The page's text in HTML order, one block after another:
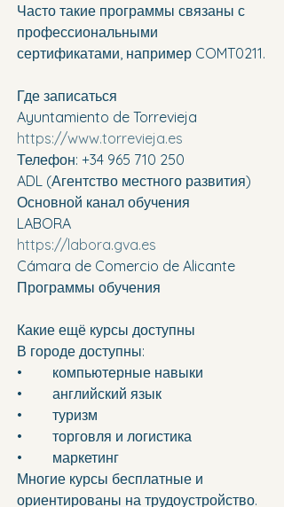
Часто такие программы связаны с
профессиональными
сертификатами, например COMT0211.
Где записаться
Ayuntamiento de Torrevieja
https://www.torrevieja.es
Телефон: +34 965 710 250
ADL (Агентство местного развития)
Основной канал обучения
LABORA
https://labora.gva.es
Cámara de Comercio de Alicante
Программы обучения
Какие ещё курсы доступны
В городе доступны:
•	компьютерные навыки
•	английский язык
•	туризм
•	торговля и логистика
•	маркетинг
Многие курсы бесплатные и
ориентированы на трудоустройство.